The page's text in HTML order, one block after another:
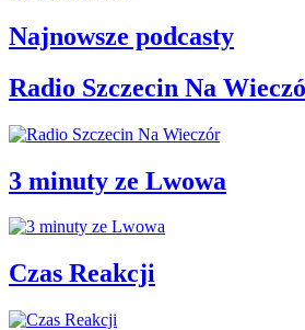
Najnowsze podcasty
Radio Szczecin Na
3 minuty ze Lwowa
Czas Reakcji